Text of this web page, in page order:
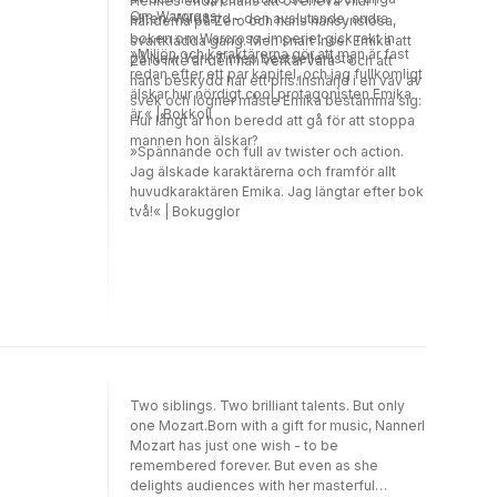
händerna på Zero och hans hänsynslösa,
svartklädda gäng. Men snart inser Emika att
Zero inte är den han verkar vara - och att
hans beskydd har ett pris.Insnärjd i en väv av
svek och lögner måste Emika bestämma sig:
Hur långt är hon beredd att gå för att stoppa
mannen hon älskar?
eliten. Wildcard - den avslutande, andra
boken om Warcross-imperiet gick rakt in
på New York Times bestsellerlista.
Om Warcross:
»Miljön och karaktärerna gör att man är fast
redan efter ett par kapitel, och jag fullkomligt
älskar hur nördigt cool protagonisten Emika
är.« | Bokkoll
»Spännande och full av twister och action.
Jag älskade karaktärerna och framför allt
huvudkaraktären Emika. Jag längtar efter bok
två!« | Bokugglor
Two siblings. Two brilliant talents. But only
one Mozart.Born with a gift for music, Nannerl
Mozart has just one wish - to be
remembered forever. But even as she
delights audiences with her masterful